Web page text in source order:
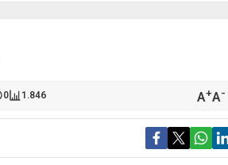
0 1.846 A+A-